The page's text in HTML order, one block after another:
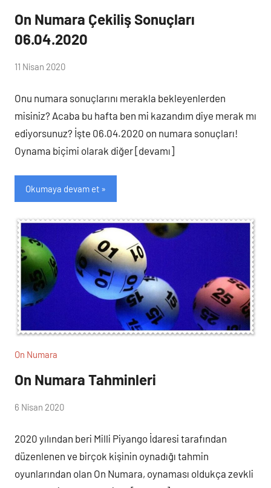
On Numara Çekiliş Sonuçları
06.04.2020
(lotocu
11 Nisan 2020
Onu numara sonuçlarını merakla bekleyenlerden
misiniz? Acaba bu hafta ben mi kazandım diye merak mı
ediyorsunuz? İşte 06.04.2020 on numara sonuçları!
Oynama biçimi olarak diğer [devamı]
Okumaya devam et
On Numara
On Numara Tahminleri
(lotocu
6 Nisan 2020
2020 yılından beri Milli Piyango İdaresi tarafından
düzenlenen ve birçok kişinin oynadığı tahmin
oyunlarından olan On Numara, oynaması oldukça zevkli